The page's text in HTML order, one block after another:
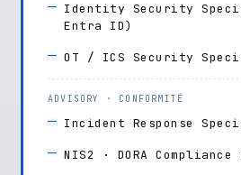
Identity Security
Entra ID)
OT / ICS Security
ADVISORY · CONFORMITÉ
Incident Response
NIS2 · DORA